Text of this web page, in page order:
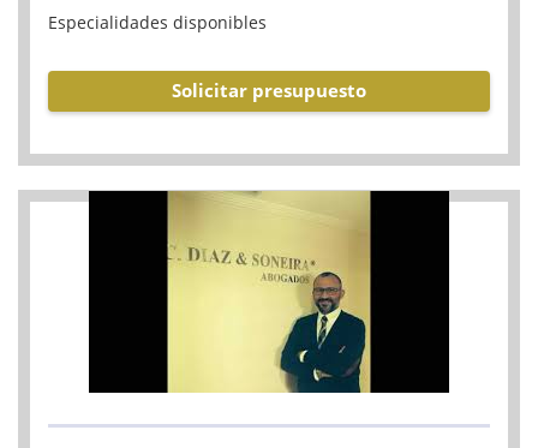
Especialidades disponibles
Solicitar presupuesto